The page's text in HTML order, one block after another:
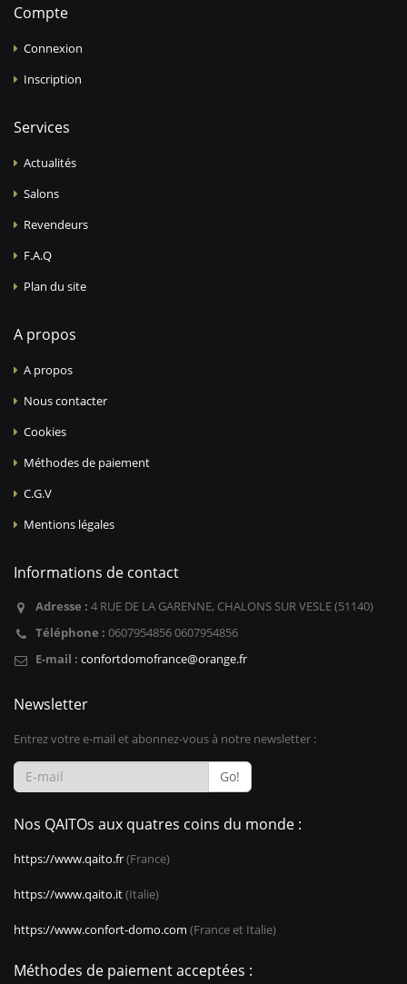
Compte
Connexion
Inscription
Services
Actualités
Salons
Revendeurs
F.A.Q
Plan du site
A propos
A propos
Nous contacter
Cookies
Méthodes de paiement
C.G.V
Mentions légales
Informations de contact
Adresse : 4 RUE DE LA GARENNE, CHALONS SUR VESLE (51140)
Téléphone : 0607954856 0607954856
E-mail : confortdomofrance@orange.fr
Newsletter
Entrez votre e-mail et abonnez-vous à notre newsletter :
Go!
Nos QAITOs aux quatres coins du monde :
https://www.qaito.fr(France)
https://www.qaito.it(Italie)
https://www.confort-domo.com (France et Italie)
Méthodes de paiement acceptées :